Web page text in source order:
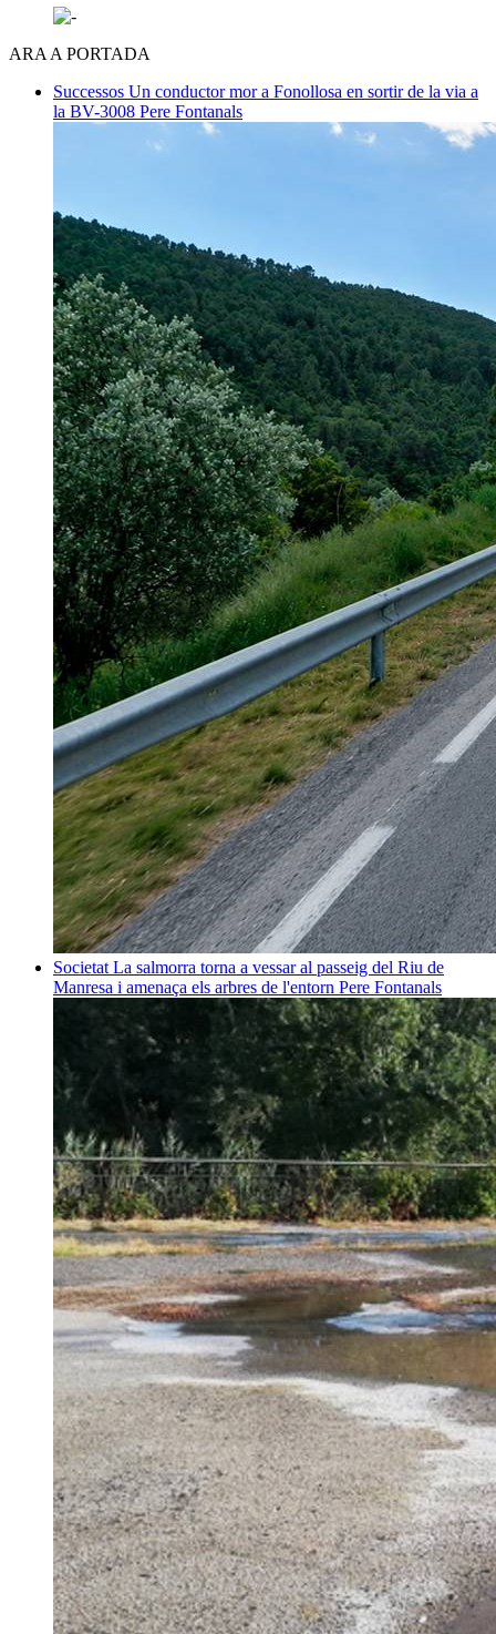
ARA A PORTADA
Successos Un conductor mor a Fonollosa en sortir de la via a
la BV-3008 Pere Fontanals
Societat La salmorra torna a vessar al passeig del Riu de
Manresa i amenaça els arbres de l'entorn Pere Fontanals